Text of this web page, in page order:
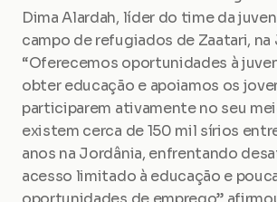
Dima Alardah, líder do time da
campo de refugiados de Zaatari, na
“Oferecemos oportunidades à
obter educação e apoiamos os
participarem ativamente no seu
existem cerca de 150 mil sírios
anos na Jordânia, enfrentando
acesso limitado à educação e